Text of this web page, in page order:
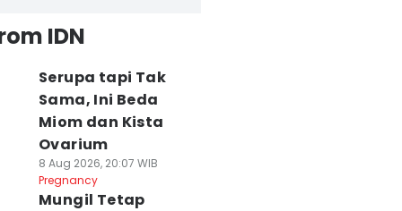
IDN
Serupa tapi Tak
Sama, Ini Beda
Miom dan Kista
Ovarium
8 Aug 2026, 20:07 WIB
Pregnancy
Mungil Tetap